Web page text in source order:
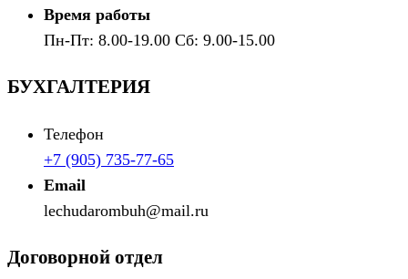
Время работы
Пн-Пт: 8.00-19.00 Сб: 9.00-15.00
БУХГАЛТЕРИЯ
Телефон
+7 (905) 735-77-65
Email
lechudarombuh@mail.ru
Договорной отдел